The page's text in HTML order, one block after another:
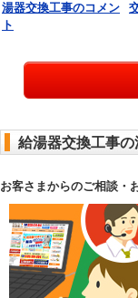
湯器交換工事のコメン
ト
給湯器交換工事の
お客さまからのご相談・